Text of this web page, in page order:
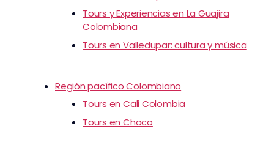
Tours y Experiencias en La Guajira
Colombiana
Tours en Valledupar: cultura y música
Región pacífico Colombiano
Tours en Cali Colombia
Tours en Choco